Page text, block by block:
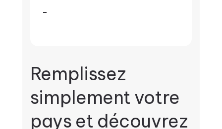
-
Remplissez
simplement votre
pays et découvrez